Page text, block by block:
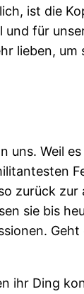
ist die
und für
lieben, um
uns. Weil
zurück zur
sie bis
Geht
ihr Ding